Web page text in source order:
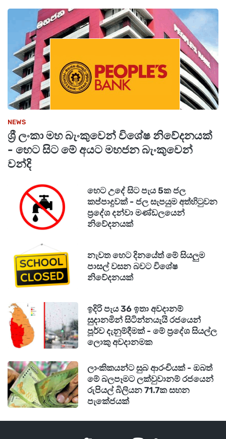
ක්ෂණික ඇමතුම් අංකය : 1911
දුරකථන අංක : 011 2784208 / 011 2784537
ෆැක්ස් අංකය : 011 2784422
විද්‍යුත් තැපෑල : gcealexam@gmail.com
NEWS
ශ්‍රී ලංකා මහ බැංකුවෙන් විශේෂ නිවේදනයක්
- හෙට සිට මේ අයට මහජන බැංකුවෙන්
වන්දි
හෙට උදේ සිට පැය 5ක ජල
කප්පාදුවක් - ජල සැපයුම අත්හිටුවන
ප්‍රදේශ දන්වා මණ්ඩලයෙන්
නිවේදනයක්
නැවත හෙට දිනයේත් මේ සියලුම
පාසල් වසන බවට විශේෂ
නිවේදනයක්
ඉදිරි පැය 36 ඉතා අවදානම්
සුදානමින් සිටින්නයැයි රජයෙන්
පූර්ව දැනුම්දීමක් - මේ ප්‍රදේශ සියල්ල
ලොකු අවදානමක
ලාංකිකයන්ට සුබ ආරංචියක් - ඔබත්
මේ බලපෑමට ලක්වුවානම් රජයෙන්
රුපියල් බිලියන 71.7ක සහන
පැකේජයක්